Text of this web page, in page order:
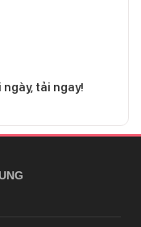
tải ngay!